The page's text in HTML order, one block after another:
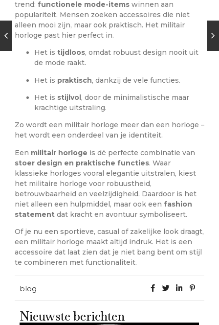
trend: functionele mode-items winnen aan
populariteit. Mensen zoeken accessoires die niet
alleen mooi zijn, maar ook praktisch. Het militair
horloge past hier perfect in.
Het is tijdloos, omdat robuust design nooit uit
de mode raakt.
Het is praktisch, dankzij de vele functies.
Het is stijlvol, door de minimalistische maar
krachtige uitstraling.
Zo wordt een militair horloge meer dan een horloge –
het wordt een onderdeel van je identiteit.
Een militair horloge is dé perfecte combinatie van
stoer design en praktische functies. Waar
klassieke horloges vooral elegantie uitstralen, kiest
het militaire horloge voor robuustheid,
betrouwbaarheid en veelzijdigheid. Daardoor is het
niet alleen een hulpmiddel, maar ook een fashion
statement dat kracht en avontuur symboliseert.
Of je nu een sportieve, casual of zakelijke look draagt,
een militair horloge maakt altijd indruk. Het is een
accessoire dat laat zien dat je niet bang bent om stijl
te combineren met functionaliteit.
blog
Nieuwste berichten